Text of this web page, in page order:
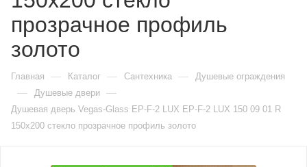
прозрачное профиль
золото
Главная — Каталог — Сантехника — Душевые ограждения
— Душевые двери —
Душевая дверь Vegas-Glass EP-F-2 LUX EP-F-2 LUX 150 09 01 R
150х200 стекло прозрачное профиль золото